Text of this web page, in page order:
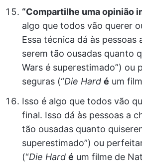
“Compartilhe uma opinião
algo que todos vão querer
Essa técnica dá às pessoas
serem tão ousadas quanto
Wars é superestimado”) ou
seguras (“Die Hard é um
Isso é algo que todos vão
final. Isso dá às pessoas a
tão ousadas quanto
superestimado”) ou
(“Die Hard é um filme de